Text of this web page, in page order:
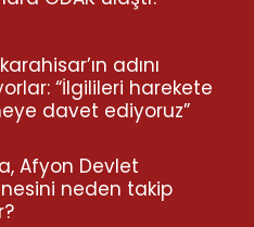
adını
“İlgilileri harekete
davet ediyoruz”
Afyon Devlet
neden takip